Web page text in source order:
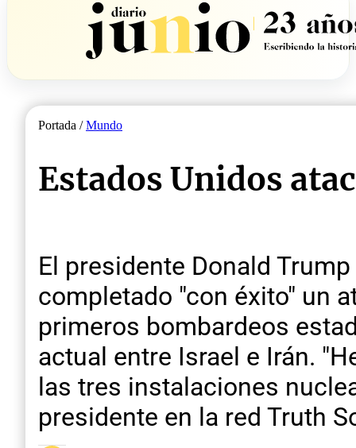
Portada /Mundo
Estados Unidos
El presidente Donald
completado "con éxito" un
primeros bombardeos
actual entre Israel e Irán.
las tres instalaciones
presidente en la red Truth